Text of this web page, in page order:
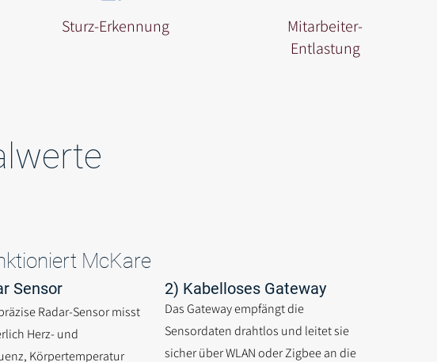
Sturz-Erkennung
Mitarbeiter-
Entlastung
McKare
Sensor
Radar-Sensor misst
Herz- und
Körpertemperatur
2) Kabelloses Gateway
Das Gateway empfängt die
Sensordaten drahtlos und leitet sie
sicher über WLAN oder Zigbee an die